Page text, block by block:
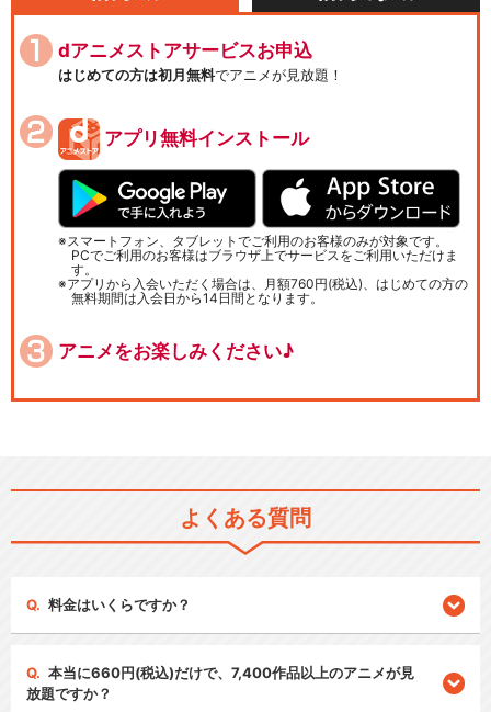
dアニメストアサービスお申込
はじめての方は初月無料でアニメが見放題！
アプリ無料インストール
スマートフォン、タブレットでご利用のお客様のみが対象です。
PCでご利用のお客様はブラウザ上でサービスをご利用いただけま
す。
アプリから入会いただく場合は、月額760円(税込)、はじめての方の
無料期間は入会日から14日間となります。
アニメをお楽しみください♪
よくある質問
料金はいくらですか？
本当に660円(税込)だけで、7,400作品以上のアニメが見
放題ですか？